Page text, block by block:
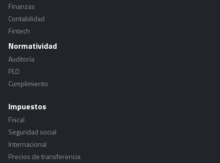
Finanzas
Contabilidad
Fintech
Normatividad
Auditoría
PLD
Cumplimiento
Impuestos
Fiscal
Seguridad social
Internacional
Precios de transferencia